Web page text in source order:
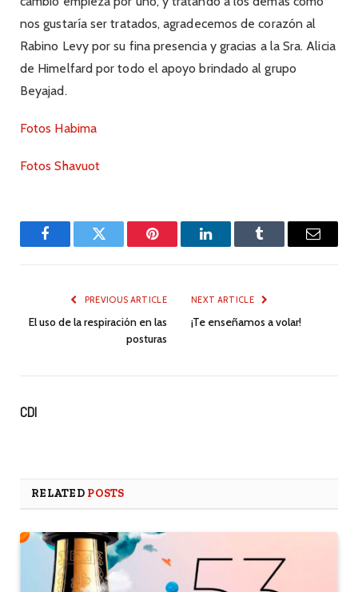
nos gustaría ser tratados, agradecemos de corazón al
Rabino Levy por su fina presencia y gracias a la Sra. Alicia
de Himelfard por todo el apoyo brindado al grupo
Beyajad.
Fotos Habima
Fotos Shavuot
FacebookTwitter Pinterest LinkedInTumblr Email
PREVIOUS ARTICLE
El uso de la respiración en las
posturas
NEXT ARTICLE
¡Te enseñamos a volar!
CDI
RELATED POSTS